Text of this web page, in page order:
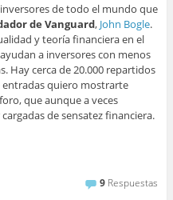
de todo el mundo que
de Vanguard, John Bogle.
y teoría financiera en el
a inversores con menos
Hay cerca de 20.000 repartidos
entradas quiero mostrarte
que aunque a veces
de sensatez financiera.
9 Respuestas